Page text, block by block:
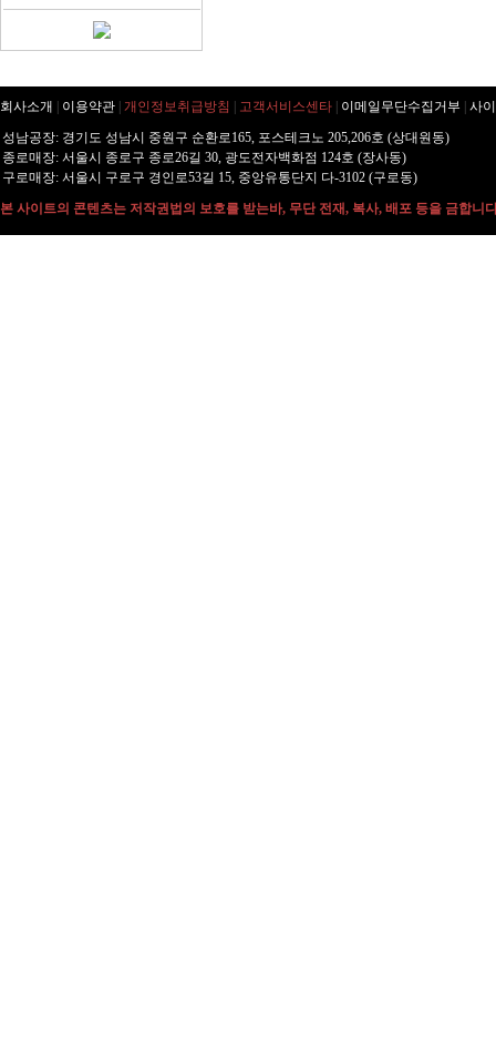
회사소개 이용약관 개인정보취급방침 고객서비스센타 이메일무단수집거부
사
성남공장: 경기도 성남시 중원구 순환로165, 포스테크노 205,206호 (상대원동)
종로매장: 서울시 종로구 종로26길 30, 광도전자백화점 124호 (장사동)
구로매장: 서울시 구로구 경인로53길 15, 중앙유통단지 다-3102 (구로동)
본 사이트의 콘텐츠는 저작권법의 보호를 받는바, 무단 전재, 복사, 배포 등을 금합니